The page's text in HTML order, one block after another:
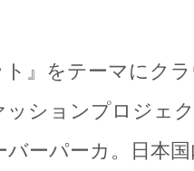
ト』をテーマにク
ションプロジェ
ーパーカ。日本